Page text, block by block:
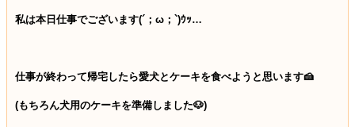
私は本日仕事でございます(´；ω； `)ｳｯ…
仕事が終わって帰宅したら愛犬とケーキを食べようと思います🍰
(もちろん犬用のケーキを準備しました🐶)